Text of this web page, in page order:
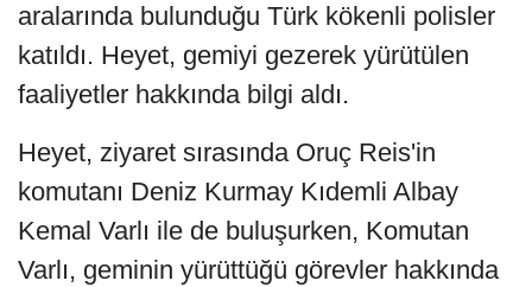
aralarında bulunduğu Türk kökenli polisler
katıldı. Heyet, gemiyi gezerek yürütülen
faaliyetler hakkında bilgi aldı.
Heyet, ziyaret sırasında Oruç Reis'in
komutanı Deniz Kurmay Kıdemli Albay
Kemal Varlı ile de buluşurken, Komutan
Varlı, geminin yürüttüğü görevler hakkında